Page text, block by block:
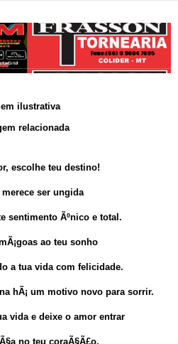
ilustrativa
escolhe teu destino!
ser ungida
sentimento Ãºnico e total.
ao teu sonho
a tua vida com felicidade.
hÃ¡ um motivo novo para sorrir.
vida e deixe o amor entrar
no teu coraÃ§Ã£o.